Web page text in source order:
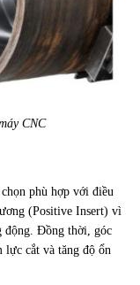
CNC
phù hợp với điều
(Positive Insert) vì
động. Đồng thời, góc
lực cắt và tăng độ ổn